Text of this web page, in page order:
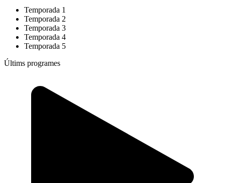
Temporada 1
Temporada 2
Temporada 3
Temporada 4
Temporada 5
Últims programes